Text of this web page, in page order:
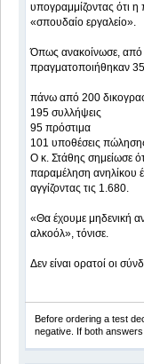
υπογραμμίζοντας ότι η
«σπουδαίο εργαλείο».
Όπως ανακοίνωσε, από
πραγματοποιήθηκαν
πάνω από 200
195 συλλήψεις
95 πρόστιμα
101 υποθέσεις
Ο κ. Στάθης σημείωσε
παραμέληση ανηλίκου
αγγίζοντας τις 1.680.
«Θα έχουμε μηδενική
αλκοόλ», τόνισε.
Δεν είναι ορατοί οι
Before ordering a test
negative. If both